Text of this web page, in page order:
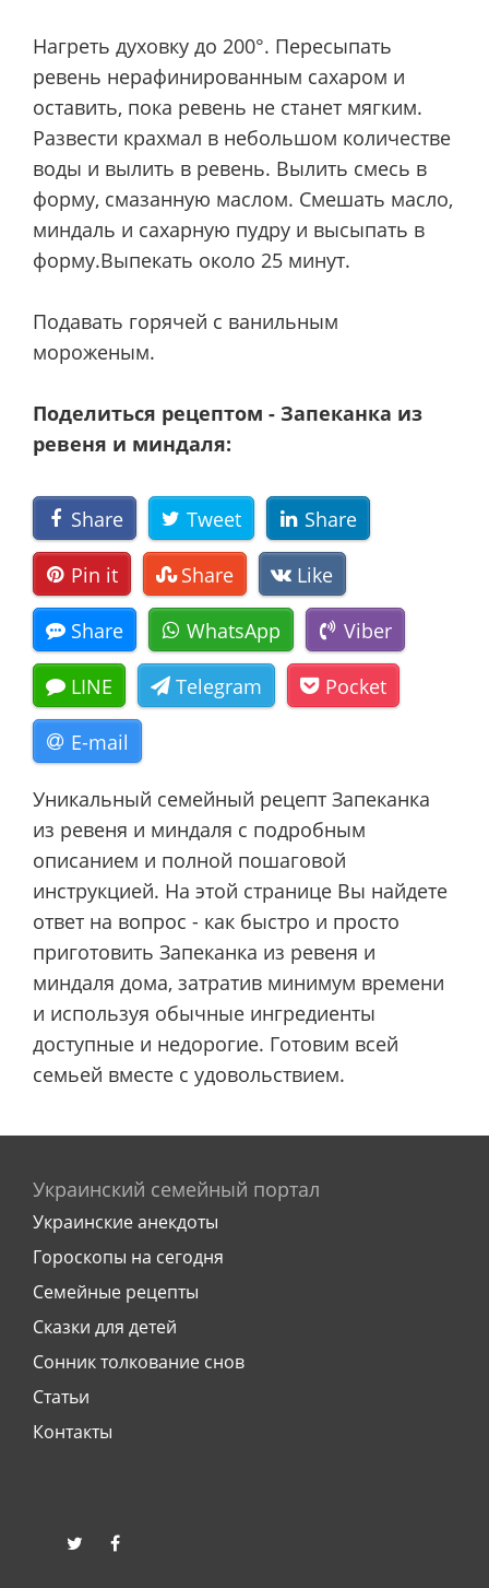
Нагреть духовку до 200°. Пересыпать
ревень нерафинированным сахаром и
оставить, пока ревень не станет мягким.
Развести крахмал в небольшом количестве
воды и вылить в ревень. Вылить смесь в
форму, смазанную маслом. Смешать масло,
миндаль и сахарную пудру и высыпать в
форму.Выпекать около 25 минут.
Подавать горячей с ванильным
мороженым.
Поделиться рецептом - Запеканка из
ревеня и миндаля:
Share Tweet Share
Pin it Share Like
Share WhatsApp Viber
LINE Telegram Pocket
E-mail
Уникальный семейный рецепт Запеканка
из ревеня и миндаля с подробным
описанием и полной пошаговой
инструкцией. На этой странице Вы найдете
ответ на вопрос - как быстро и просто
приготовить Запеканка из ревеня и
миндаля дома, затратив минимум времени
и используя обычные ингредиенты
доступные и недорогие. Готовим всей
семьей вместе с удовольствием.
Украинский семейный портал
Украинские анекдоты
Гороскопы на сегодня
Семейные рецепты
Сказки для детей
Сонник толкование снов
Статьи
Контакты
twitter